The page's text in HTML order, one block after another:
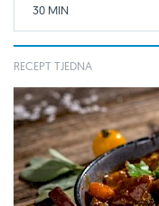
30 MIN
RECEPT TJEDNA